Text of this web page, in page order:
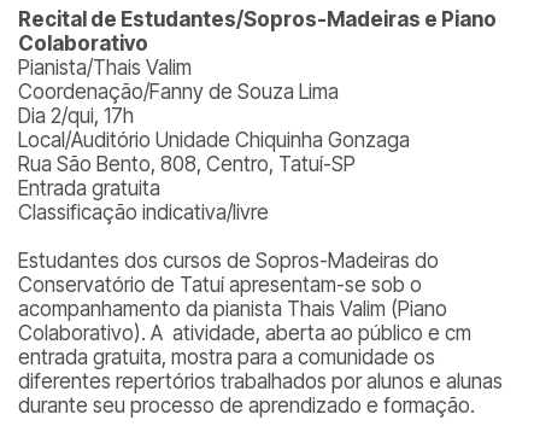
Recital de Estudantes/Sopros-Madeiras e Piano
Colaborativo
Pianista/Thais Valim
Coordenação/Fanny de Souza Lima
Dia 2/qui, 17h
Local/Auditório Unidade Chiquinha Gonzaga
Rua São Bento, 808, Centro, Tatuí-SP
Entrada gratuita
Classificação indicativa/livre
Estudantes dos cursos de Sopros-Madeiras do
Conservatório de Tatuí apresentam-se sob o
acompanhamento da pianista Thais Valim (Piano
Colaborativo). A atividade, aberta ao público e cm
entrada gratuita, mostra para a comunidade os
diferentes repertórios trabalhados por alunos e alunas
durante seu processo de aprendizado e formação.